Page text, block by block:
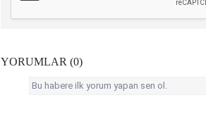
YORUMLAR (0)
Bu habere ilk yorum yapan sen ol.